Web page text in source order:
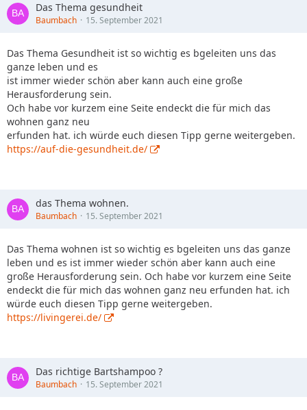
Das Thema gesundheit
Baumbach 15. September 2021
Das Thema Gesundheit ist so wichtig es bgeleiten uns das
ganze leben und es
ist immer wieder schön aber kann auch eine große
Herausforderung sein.
Och habe vor kurzem eine Seite endeckt die für mich das
wohnen ganz neu
erfunden hat. ich würde euch diesen Tipp gerne weitergeben.
https://auf-die-gesundheit.de/
das Thema wohnen.
Baumbach 15. September 2021
Das Thema wohnen ist so wichtig es bgeleiten uns das ganze
leben und es ist immer wieder schön aber kann auch eine
große Herausforderung sein. Och habe vor kurzem eine Seite
endeckt die für mich das wohnen ganz neu erfunden hat. ich
würde euch diesen Tipp gerne weitergeben.
https://livingerei.de/
Das richtige Bartshampoo ?
Baumbach 15. September 2021